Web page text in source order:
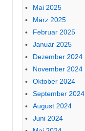
Mai 2025
März 2025
Februar 2025
Januar 2025
Dezember 2024
November 2024
Oktober 2024
September 2024
August 2024
Juni 2024